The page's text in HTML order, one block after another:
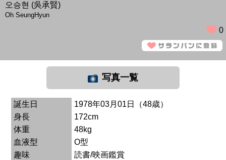
오승현 (吳承賢)
Oh SeungHyun
0
写真一覧
誕生日
1978年03月01日（48歳）
身長
172cm
体重
48kg
血液型
O型
趣味
読書/映画鑑賞